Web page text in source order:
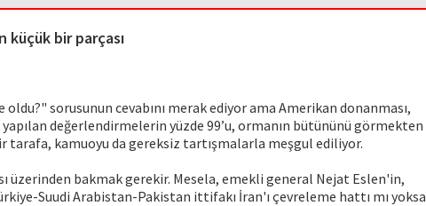
küçük bir parçası
sorusunun cevabını merak ediyor ama Amerikan donanması,
yapılan değerlendirmelerin yüzde 99’u, ormanın bütününü görmekten
tarafa, kamuoyu da gereksiz tartışmalarla meşgul ediliyor.
üzerinden bakmak gerekir. Mesela, emekli general Nejat Eslen'in,
Suudi Arabistan-Pakistan ittifakı İran'ı çevreleme hattı mı yoksa